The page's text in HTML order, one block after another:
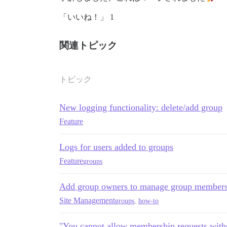
「いいね！」 1
関連トピック
トピック
New logging functionality: delete/add group
Feature
Logs for users added to groups
Featuregroups
Add group owners to manage group
Site Managementgroups how-to